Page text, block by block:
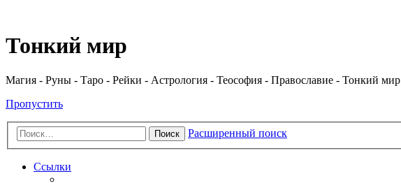
Тонкий мир
Магия - Руны - Таро - Рейки - Астрология - Теософия - Православие - Тонкий мир
Пропустить
Поиск Расширенный поиск
Ссылки